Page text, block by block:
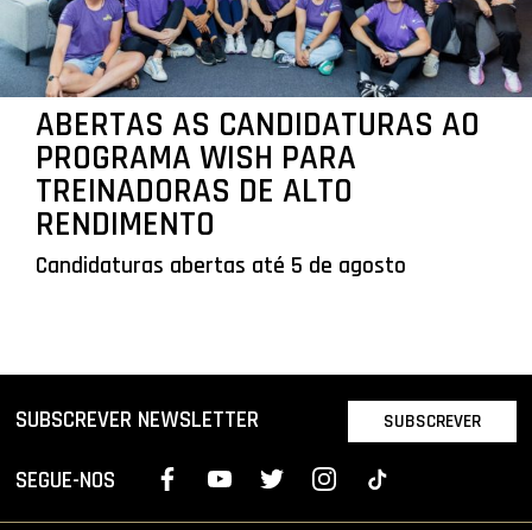
ABERTAS AS CANDIDATURAS AO
PROGRAMA WISH PARA
TREINADORAS DE ALTO
RENDIMENTO
Candidaturas abertas até 5 de agosto
SUBSCREVER NEWSLETTER SUBSCREVER
SEGUE-NOS